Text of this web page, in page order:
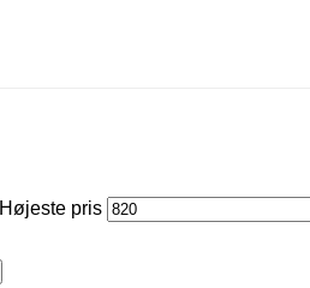
Højeste pris